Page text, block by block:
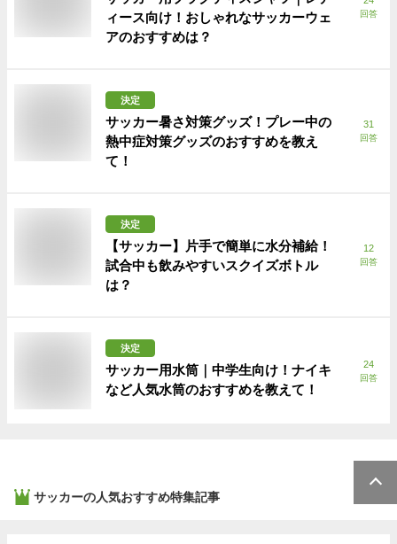
ィース向け！おしゃれなサッカーウェ
アのおすすめは？
回答
決定
サッカー暑さ対策グッズ！プレー中の
熱中症対策グッズのおすすめを教え
て！
31
回答
決定
【サッカー】片手で簡単に水分補給！
試合中も飲みやすいスクイズボトル
は？
12
回答
決定
サッカー用水筒｜中学生向け！ナイキ
など人気水筒のおすすめを教えて！
24
回答
サッカーの人気おすすめ特集記事